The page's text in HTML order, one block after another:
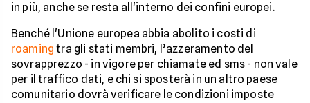
in più, anche se resta all'interno dei confini europei.
Benché l'Unione europea abbia abolito i costi di
roaming tra gli stati membri, l’azzeramento del
sovrapprezzo - in vigore per chiamate ed sms - non vale
per il traffico dati, e chi si sposterà in un altro paese
comunitario dovrà verificare le condizioni imposte